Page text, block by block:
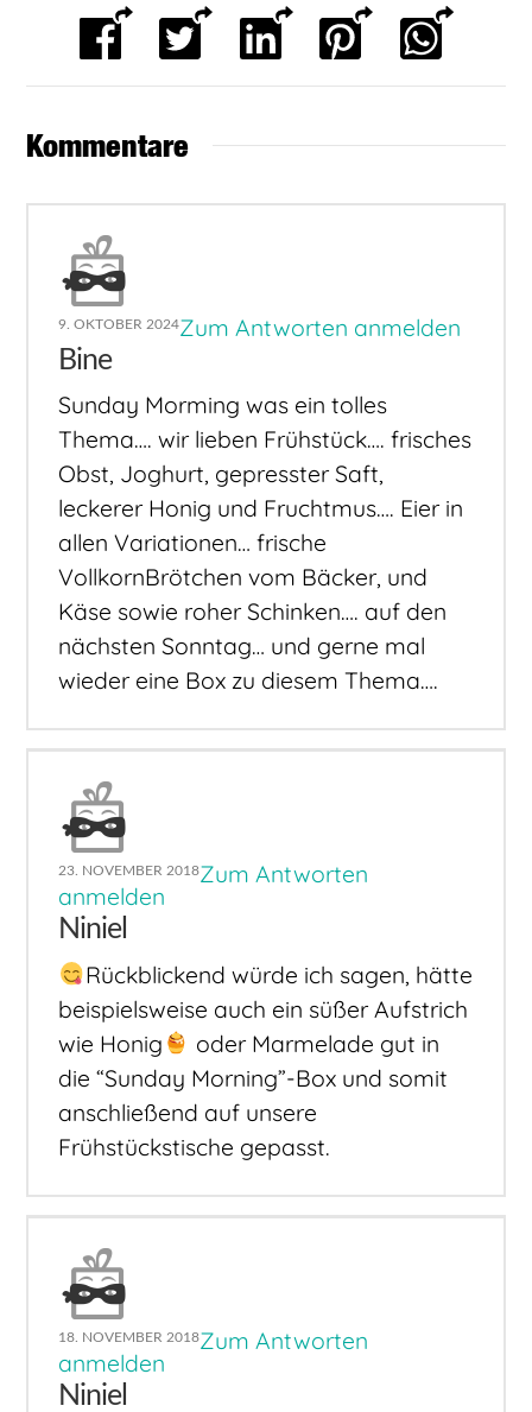
Kommentare
9. OKTOBER 2024Zum Antworten anmelden
Bine
Sunday Morming was ein tolles
Thema…. wir lieben Frühstück…. frisches
Obst, Joghurt, gepresster Saft,
leckerer Honig und Fruchtmus…. Eier in
allen Variationen… frische
VollkornBrötchen vom Bäcker, und
Käse sowie roher Schinken…. auf den
nächsten Sonntag… und gerne mal
wieder eine Box zu diesem Thema….
23. NOVEMBER 2018Zum Antworten
anmelden
Niniel
Rückblickend würde ich sagen, hätte
beispielsweise auch ein süßer Aufstrich
wie Honig
oder Marmelade gut in
die “Sunday Morning”-Box und somit
anschließend auf unsere
Frühstückstische gepasst.
18. NOVEMBER 2018Zum Antworten
anmelden
Niniel